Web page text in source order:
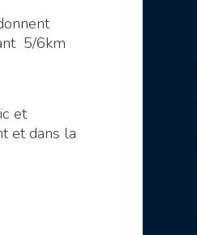
5/6km
et
et dans la